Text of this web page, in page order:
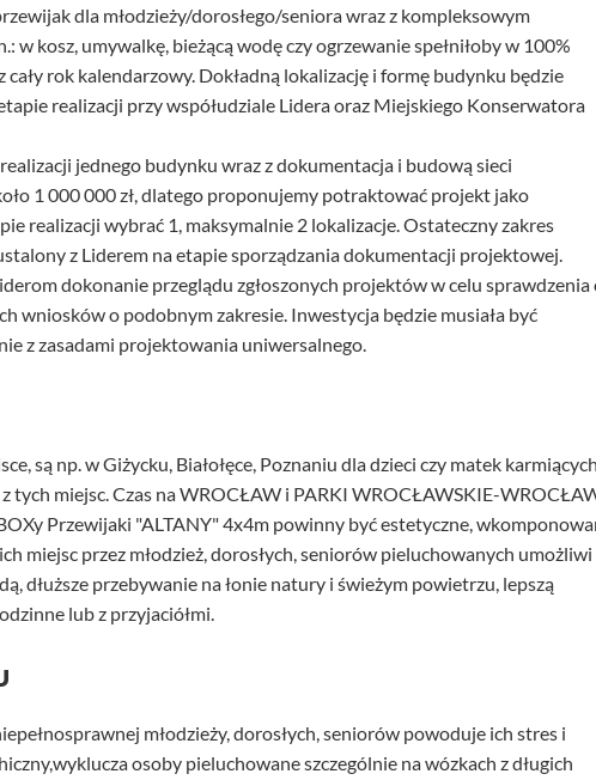
dla młodzieży/dorosłego/seniora wraz z kompleksowym
w kosz, umywalkę, bieżącą wodę czy ogrzewanie spełniłoby w 100%
cały rok kalendarzowy. Dokładną lokalizację i formę budynku będzie
realizacji przy współudziale Lidera oraz Miejskiego Konserwatora
jednego budynku wraz z dokumentacja i budową sieci
1 000 000 zł, dlatego proponujemy potraktować projekt jako
realizacji wybrać 1, maksymalnie 2 lokalizacje. Ostateczny zakres
z Liderem na etapie sporządzania dokumentacji projektowej.
dokonanie przeglądu zgłoszonych projektów w celu sprawdzenia
wniosków o podobnym zakresie. Inwestycja będzie musiała być
z zasadami projektowania uniwersalnego.
są np. w Giżycku, Białołęce, Poznaniu dla dzieci czy matek
tych miejsc. Czas na WROCŁAW i PARKI WROCŁAWSKIE-
Przewijaki "ALTANY" 4x4m powinny być estetyczne,
miejsc przez młodzież, dorosłych, seniorów pieluchowanych
dłuższe przebywanie na łonie natury i świeżym powietrzu, lepszą
lub z przyjaciółmi.
młodzieży, dorosłych, seniorów powoduje ich stres i
osoby pieluchowane szczególnie na wózkach z długich